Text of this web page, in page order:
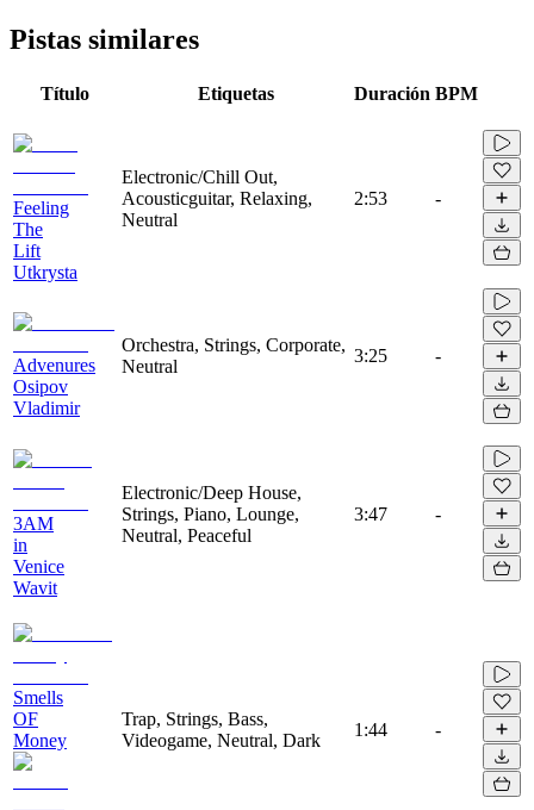
Pistas similares
Título Etiquetas Duración BPM
Feeling
The
Lift
Utkrysta
Electronic/Chill Out,
Acousticguitar, Relaxing,
Neutral
2:53 -
Advenures
Osipov
Vladimir
Orchestra, Strings, Corporate,
Neutral
3:25 -
3AM
in
Venice
Wavit
Electronic/Deep House,
Strings, Piano, Lounge,
Neutral, Peaceful
3:47 -
Smells
OF
Money
Trap, Strings, Bass,
Videogame, Neutral, Dark
1:44 -